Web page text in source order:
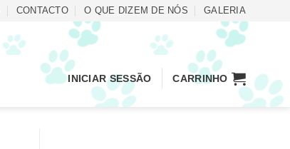
CONTACTO O QUE DIZEM DE NÓS GALERIA
INICIAR SESSÃO CARRINHO